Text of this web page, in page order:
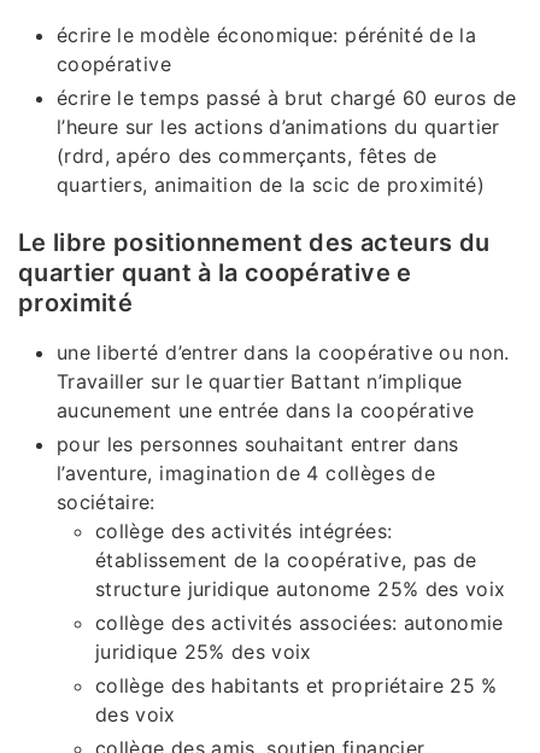
écrire le modèle économique: pérénité de la
coopérative
écrire le temps passé à brut chargé 60 euros de
l’heure sur les actions d’animations du quartier
(rdrd, apéro des commerçants, fêtes de
quartiers, animaition de la scic de proximité)
Le libre positionnement des acteurs du
quartier quant à la coopérative e
proximité
une liberté d’entrer dans la coopérative ou non.
Travailler sur le quartier Battant n’implique
aucunement une entrée dans la coopérative
pour les personnes souhaitant entrer dans
l’aventure, imagination de 4 collèges de
sociétaire:
collège des activités intégrées:
établissement de la coopérative, pas de
structure juridique autonome 25% des voix
collège des activités associées: autonomie
juridique 25% des voix
collège des habitants et propriétaire 25 %
des voix